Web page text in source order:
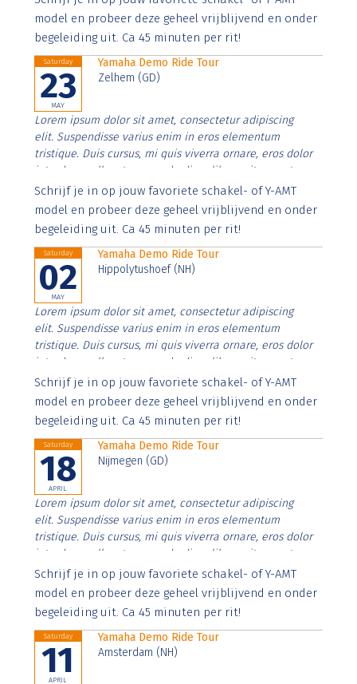
imperdiet. Nunc ut sem vitae risus tristique posuere.
model en probeer deze geheel vrijblijvend en onder
begeleiding uit. Ca 45 minuten per rit!
Saturday
23
MAY
Yamaha Demo Ride Tour
Zelhem (GD)
Lorem ipsum dolor sit amet, consectetur adipiscing
elit. Suspendisse varius enim in eros elementum
tristique. Duis cursus, mi quis viverra ornare, eros dolor
interdum nulla, ut commodo diam libero vitae erat.
Aenean faucibus nibh et justo cursus id rutrum lorem
imperdiet. Nunc ut sem vitae risus tristique posuere.
Schrijf je in op jouw favoriete schakel- of Y-AMT
model en probeer deze geheel vrijblijvend en onder
begeleiding uit. Ca 45 minuten per rit!
Saturday
02
MAY
Yamaha Demo Ride Tour
Hippolytushoef (NH)
Lorem ipsum dolor sit amet, consectetur adipiscing
elit. Suspendisse varius enim in eros elementum
tristique. Duis cursus, mi quis viverra ornare, eros dolor
interdum nulla, ut commodo diam libero vitae erat.
Aenean faucibus nibh et justo cursus id rutrum lorem
imperdiet. Nunc ut sem vitae risus tristique posuere.
Schrijf je in op jouw favoriete schakel- of Y-AMT
model en probeer deze geheel vrijblijvend en onder
begeleiding uit. Ca 45 minuten per rit!
Saturday
18
APRIL
Yamaha Demo Ride Tour
Nijmegen (GD)
Lorem ipsum dolor sit amet, consectetur adipiscing
elit. Suspendisse varius enim in eros elementum
tristique. Duis cursus, mi quis viverra ornare, eros dolor
interdum nulla, ut commodo diam libero vitae erat.
Aenean faucibus nibh et justo cursus id rutrum lorem
imperdiet. Nunc ut sem vitae risus tristique posuere.
Schrijf je in op jouw favoriete schakel- of Y-AMT
model en probeer deze geheel vrijblijvend en onder
begeleiding uit. Ca 45 minuten per rit!
Saturday
11
APRIL
Yamaha Demo Ride Tour
Amsterdam (NH)